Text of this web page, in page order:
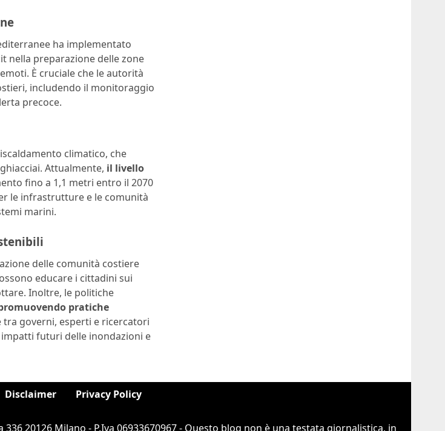
ha implementato
nella preparazione delle zone
È cruciale che le autorità
includendo il monitoraggio
precoce.
climatico, che
Attualmente, il livello
fino a 1,1 metri entro il 2070
le infrastrutture e le comunità
marini.
delle comunità costiere
educare i cittadini sui
Inoltre, le politiche
pratiche
tra governi, esperti e ricercatori
futuri delle inondazioni e
Disclaimer Privacy Policy
20126 Milano - P.Iva 06933670967 - Questo blog non è una testata giornalistica, in